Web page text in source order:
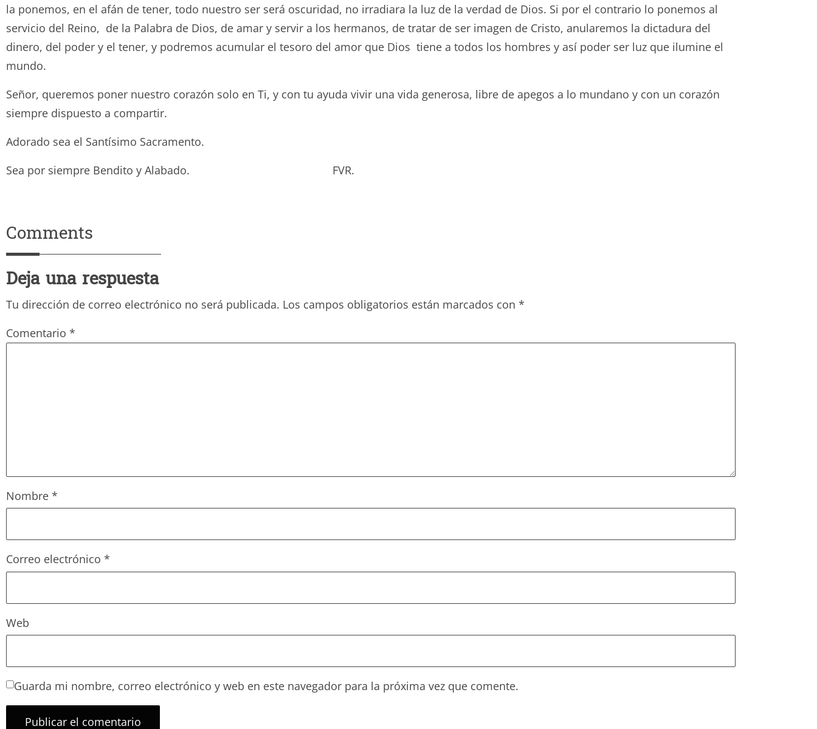
la ponemos, en el afán de tener, todo nuestro ser será oscuridad, no irradiara la luz de la verdad de Dios. Si por el contrario lo ponemos al
servicio del Reino, de la Palabra de Dios, de amar y servir a los hermanos, de tratar de ser imagen de Cristo, anularemos la dictadura del
dinero, del poder y el tener, y podremos acumular el tesoro del amor que Dios tiene a todos los hombres y así poder ser luz que ilumine el
mundo.
Señor, queremos poner nuestro corazón solo en Ti, y con tu ayuda vivir una vida generosa, libre de apegos a lo mundano y con un corazón
siempre dispuesto a compartir.
Adorado sea el Santísimo Sacramento.
Sea por siempre Bendito y Alabado. FVR.
Comments
Deja una respuesta
Tu dirección de correo electrónico no será publicada. Los campos obligatorios están marcados con *
Comentario *
Nombre *
Correo electrónico *
Web
Guarda mi nombre, correo electrónico y web en este navegador para la próxima vez que comente.